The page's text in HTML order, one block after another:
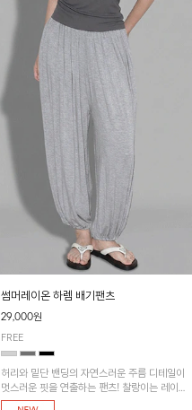
썸머레이온 하렘 배기팬츠
29,000원
FREE
허리와 밑단 밴딩의 자연스러운 주름 디테일이
멋스러운 핏을 연출하는 팬츠! 찰랑이는 레이
온 소재로 가볍고 시원하게 착용되며, 여유로